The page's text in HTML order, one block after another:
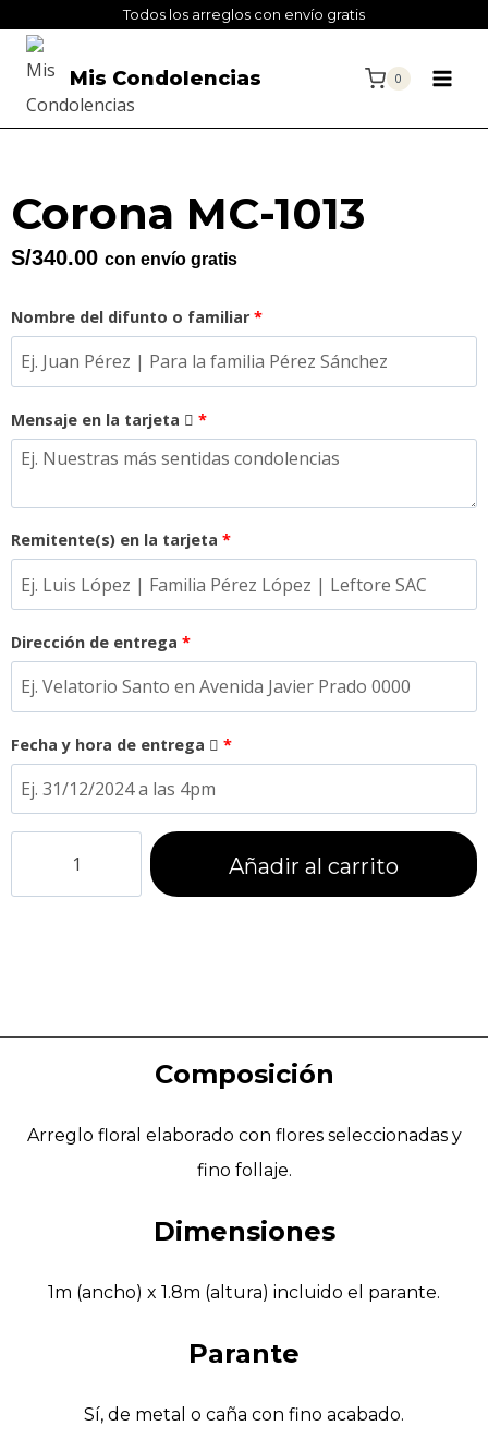
Todos los arreglos con envío gratis
Mis Condolencias 0
Corona MC-1013
S/340.00 con envío gratis
Nombre del difunto o familiar *
Mensaje en la tarjeta *
Remitente(s) en la tarjeta *
Dirección de entrega *
Fecha y hora de entrega *
Añadir al carrito
Composición
Arreglo floral elaborado con flores seleccionadas y
fino follaje.
Dimensiones
1m (ancho) x 1.8m (altura) incluido el parante.
Parante
Sí, de metal o caña con fino acabado.